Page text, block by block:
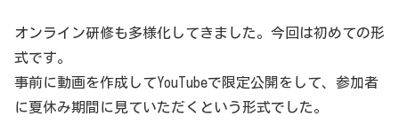
オンライン研修も多様化してきました。今回は初めての形
式です。
事前に動画を作成してYouTubeで限定公開をして、参加者
に夏休み期間に見ていただくという形式でした。